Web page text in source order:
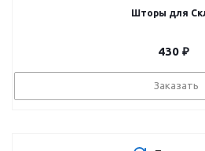
Шторы для
430₽
Заказать